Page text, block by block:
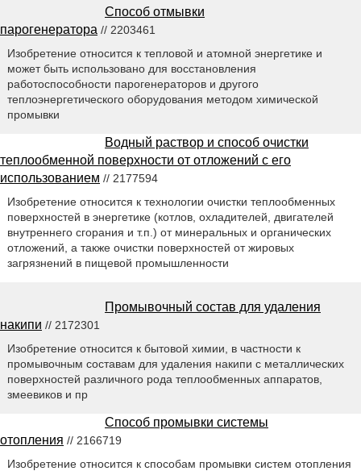
Способ отмывки
парогенератора // 2203461
Изобретение относится к тепловой и атомной энергетике и
может быть использовано для восстановления
работоспособности парогенераторов и другого
теплоэнергетического оборудования методом химической
промывки
Водный раствор и способ очистки
теплообменной поверхности от отложений с его
использованием // 2177594
Изобретение относится к технологии очистки теплообменных
поверхностей в энергетике (котлов, охладителей, двигателей
внутреннего сгорания и т.п.) от минеральных и органических
отложений, а также очистки поверхностей от жировых
загрязнений в пищевой промышленности
Промывочный состав для удаления
накипи // 2172301
Изобретение относится к бытовой химии, в частности к
промывочным составам для удаления накипи с металлических
поверхностей различного рода теплообменных аппаратов,
змеевиков и пр
Способ промывки системы
отопления // 2166719
Изобретение относится к способам промывки систем отопления